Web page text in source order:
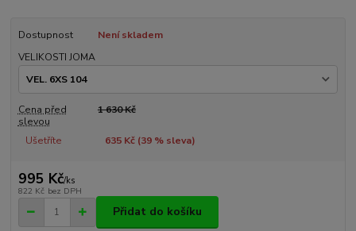
Dostupnost
Není skladem
VELIKOSTI JOMA
Cena před
slevou
1 630 Kč
Ušetříte 635 Kč (39% sleva)
995 Kč/ks
822 Kč bez DPH
Přidat do košíku